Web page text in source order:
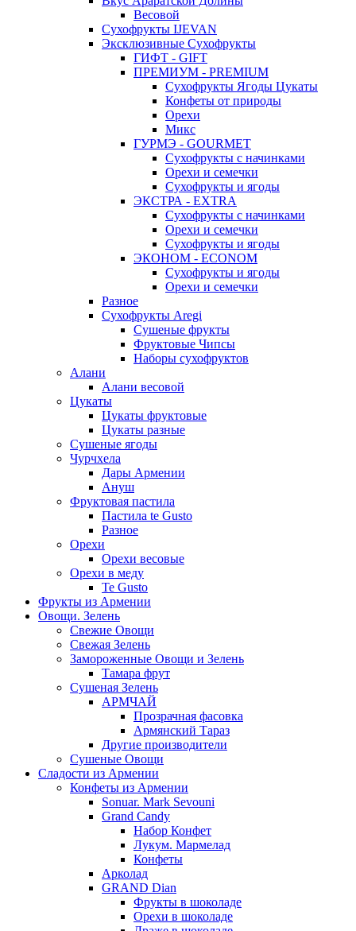
Весовой
Сухофрукты IJEVAN
Эксклюзивные Сухофрукты
ГИФТ - GIFT
ПРЕМИУМ - PREMIUM
Сухофрукты Ягоды Цукаты
Конфеты от природы
Орехи
Микс
ГУРМЭ - GOURMET
Сухофрукты с начинками
Орехи и семечки
Сухофрукты и ягоды
ЭКСТРА - EXTRA
Сухофрукты с начинками
Орехи и семечки
Сухофрукты и ягоды
ЭКОНОМ - ECONOM
Сухофрукты и ягоды
Орехи и семечки
Разное
Сухофрукты Aregi
Сушеные фрукты
Фруктовые Чипсы
Наборы сухофруктов
Алани
Алани весовой
Цукаты
Цукаты фруктовые
Цукаты разные
Сушеные ягоды
Чурчхела
Дары Армении
Ануш
Фруктовая пастила
Пастила te Gusto
Разное
Орехи
Орехи весовые
Орехи в меду
Te Gusto
Фрукты из Армении
Овощи. Зелень
Свежие Овощи
Свежая Зелень
Замороженные Овощи и Зелень
Тамара фрут
Сушеная Зелень
АРМЧАЙ
Прозрачная фасовка
Армянский Тараз
Другие производители
Сушеные Овощи
Сладости из Армении
Конфеты из Армении
Sonuar. Mark Sevouni
Grand Candy
Набор Конфет
Лукум. Мармелад
Конфеты
Арколад
GRAND Dian
Фрукты в шоколаде
Орехи в шоколаде